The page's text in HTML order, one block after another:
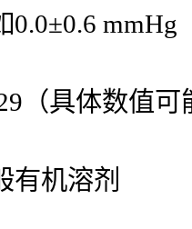
mmHg
（具体数值
有机溶剂